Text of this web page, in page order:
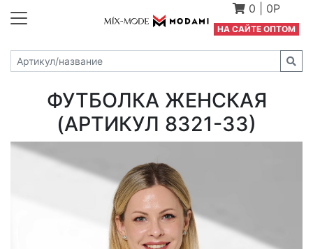
0 0Р
НА САЙТЕ ОПТОМ
ФУТБОЛКА ЖЕНСКАЯ
(АРТИКУЛ 8321-33)